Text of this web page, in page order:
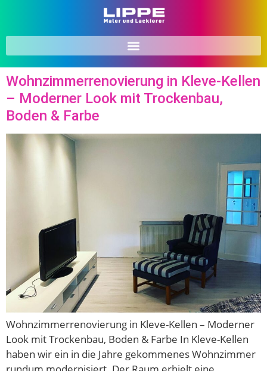
Wohnzimmerrenovierung in Kleve-Kellen
– Moderner Look mit Trockenbau,
Boden & Farbe
Wohnzimmerrenovierung in Kleve-Kellen – Moderner
Look mit Trockenbau, Boden & Farbe In Kleve-Kellen
haben wir ein in die Jahre gekommenes Wohnzimmer